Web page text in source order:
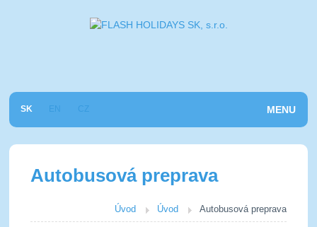
SK EN CZ MENU
Úvod
Cestovná kancelária
Autobusová preprava
Úvod Úvod Autobusová preprava